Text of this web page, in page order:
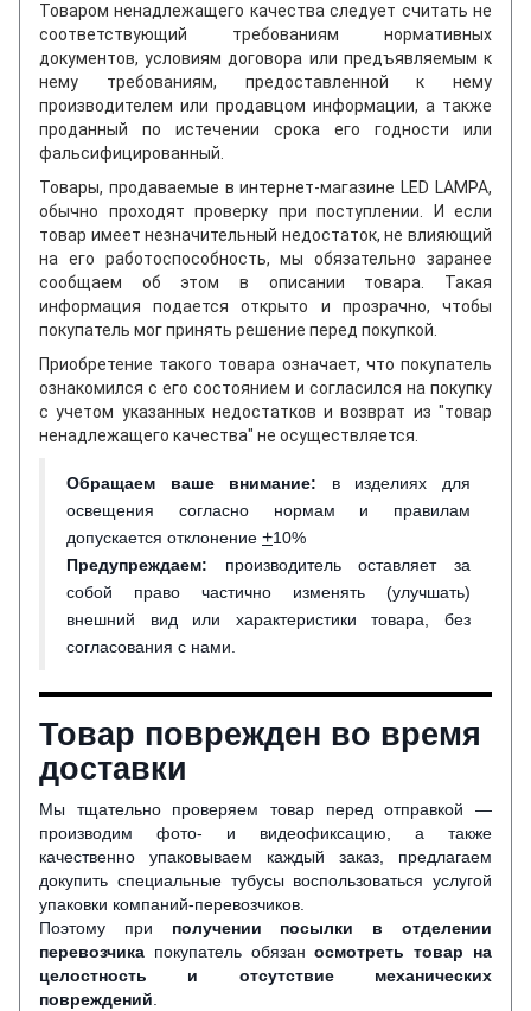
Товаром ненадлежащего качества следует считать не
соответствующий требованиям нормативных
документов, условиям договора или предъявляемым к
нему требованиям, предоставленной к нему
производителем или продавцом информации, а также
проданный по истечении срока его годности или
фальсифицированный.
Товары, продаваемые в интернет-магазине LED LAMPA,
обычно проходят проверку при поступлении. И если
товар имеет незначительный недостаток, не влияющий
на его работоспособность, мы обязательно заранее
сообщаем об этом в описании товара. Такая
информация подается открыто и прозрачно, чтобы
покупатель мог принять решение перед покупкой.
Приобретение такого товара означает, что покупатель
ознакомился с его состоянием и согласился на покупку
с учетом указанных недостатков и возврат из "товар
ненадлежащего качества" не осуществляется.
Обращаем ваше внимание: в изделиях для
освещения согласно нормам и правилам
допускается отклонение +10%
Предупреждаем: производитель оставляет за
собой право частично изменять (улучшать)
внешний вид или характеристики товара, без
согласования с нами.
Товар поврежден во время
доставки
Мы тщательно проверяем товар перед отправкой —
производим фото- и видеофиксацию, а также
качественно упаковываем каждый заказ, предлагаем
докупить специальные тубусы воспользоваться услугой
упаковки компаний-перевозчиков.
Поэтому при получении посылки в отделении
перевозчика покупатель обязаносмотреть товар на
целостность и отсутствие механических
повреждений.